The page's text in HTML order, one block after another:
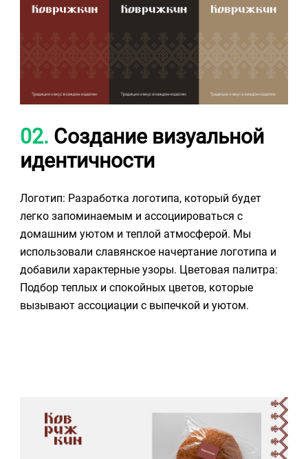
02. Создание визуальной
идентичности
Логотип: Разработка логотипа, который будет
легко запоминаемым и ассоциироваться с
домашним уютом и теплой атмосферой. Мы
использовали славянское начертание логотипа и
добавили характерные узоры. Цветовая палитра:
Подбор теплых и спокойных цветов, которые
вызывают ассоциации с выпечкой и уютом.